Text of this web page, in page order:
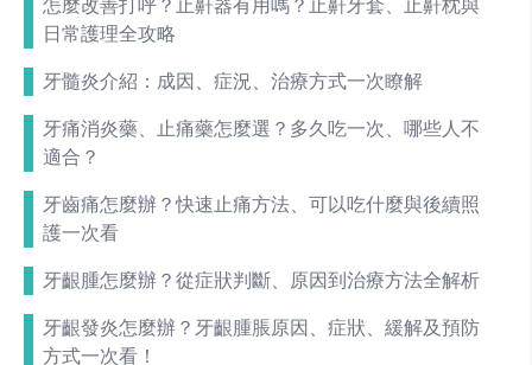
怎麼改善打呼？止鼾器有用嗎？止鼾牙套、止鼾枕與
日常護理全攻略
牙髓炎介紹：成因、症況、治療方式一次瞭解
牙痛消炎藥、止痛藥怎麼選？多久吃一次、哪些人不
適合？
牙齒痛怎麼辦？快速止痛方法、可以吃什麼與後續照
護一次看
牙齦腫怎麼辦？從症狀判斷、原因到治療方法全解析
牙齦發炎怎麼辦？牙齦腫脹原因、症狀、緩解及預防
方式一次看！